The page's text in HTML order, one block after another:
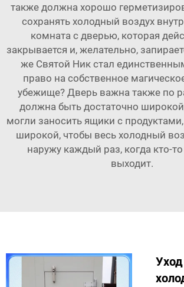
также должна хорошо
сохранять холодный воздух
комната с дверью, которая
закрывается и, желательно,
же Святой Ник стал
право на собственное
убежище? Дверь важна также по
должна быть достаточно
могли заносить ящики с
широкой, чтобы весь холодный
наружу каждый раз, когда кто-
выходит.